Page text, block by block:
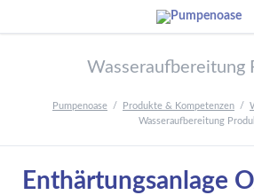
Wasseraufbereitung
Pumpenoase Produkte & Kompetenzen
Wasseraufbereitung
Enthärtungsanlage